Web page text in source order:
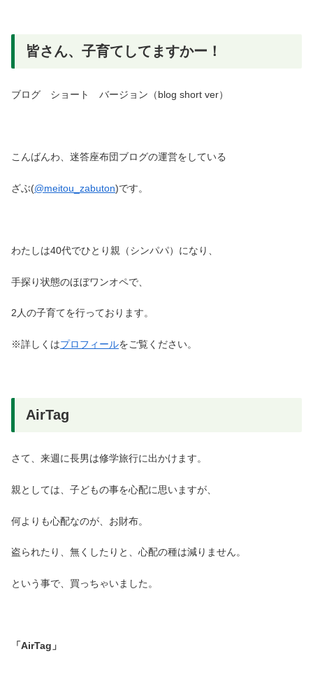
皆さん、子育てしてますかー！
ブログ ショート バージョン（blog short ver）
こんばんわ、迷答座布団ブログの運営をしている
ざぶ(@meitou_zabuton)です。
わたしは40代でひとり親（シンパパ）になり、
手探り状態のほぼワンオペで、
2人の子育てを行っております。
※詳しくはプロフィールをご覧ください。
AirTag
さて、来週に長男は修学旅行に出かけます。
親としては、子どもの事を心配に思いますが、
何よりも心配なのが、お財布。
盗られたり、無くしたりと、心配の種は減りません。
という事で、買っちゃいました。
「AirTag」